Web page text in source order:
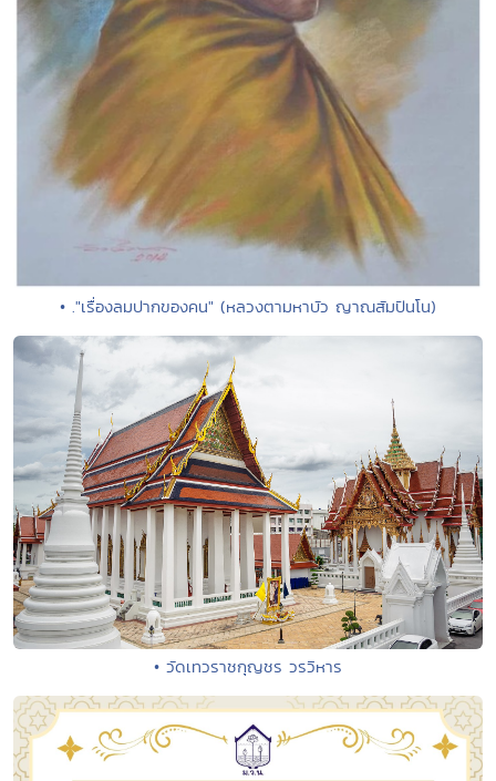
• ."เรื่องลมปากของคน" (หลวงตามหาบัว ญาณสัมปันโน)
• วัดเทวราชกุญชร วรวิหาร